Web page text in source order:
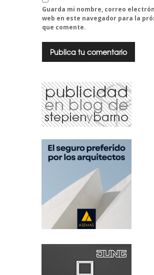
Guarda mi nombre, correo
web en este navegador para la
que comente.